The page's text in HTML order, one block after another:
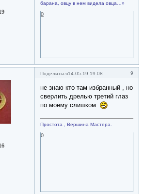
барана, овцу в нем видела овца…»
0
Поделиться 9
14.05.19 19:08
не знаю кто там избранный , но
сверлить дрелью третий глаз
по моему слишком
Простота , Вершина Мастера.
0